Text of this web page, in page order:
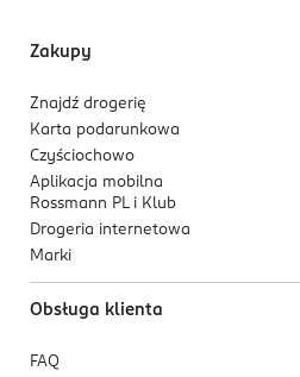
Zakupy
Znajdź drogerię
Karta podarunkowa
Czyściochowo
Aplikacja mobilna
Rossmann PL i Klub
Drogeria internetowa
Marki
Obsługa klienta
FAQ